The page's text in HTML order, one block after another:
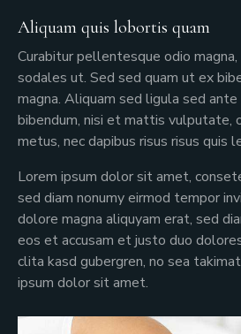
Aliquam quis lobortis quam
Curabitur pellentesque odio magna,
sodales ut. Sed sed quam ut ex
magna. Aliquam sed ligula sed
bibendum, nisi et mattis vulputate,
metus, nec dapibus risus risus quis
Lorem ipsum dolor sit amet,
sed diam nonumy eirmod tempor
dolore magna aliquyam erat, sed
eos et accusam et justo duo
clita kasd gubergren, no sea
ipsum dolor sit amet.